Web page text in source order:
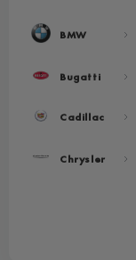
BMW
Bugatti
Cadillac
Chrysler